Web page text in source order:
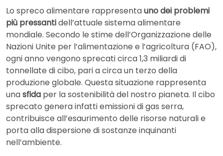
Lo spreco alimentare rappresentauno dei problemi
più pressantidell’attuale sistema alimentare
mondiale. Secondo le stime dell’Organizzazione delle
Nazioni Unite per l’alimentazione e l’agricoltura (FAO),
ogni anno vengono sprecati circa 1,3 miliardi di
tonnellate di cibo, pari a circa un terzo della
produzione globale. Questa situazione rappresenta
unasfida per la sostenibilità del nostro pianeta. Il cibo
sprecato genera infatti emissioni di gas serra,
contribuisce all’esaurimento delle risorse naturali e
porta alla dispersione di sostanze inquinanti
nell’ambiente.